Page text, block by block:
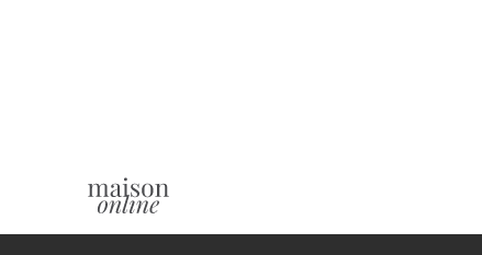
Xuất xứ thương hiệu: Đức
Điều kiện bảo hành